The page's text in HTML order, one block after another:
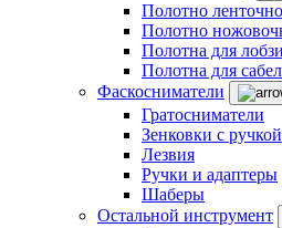
Полотно
Полотно
Полотна для
Полотна для
Фаскосниматели
Гратосниматели
Зенковки с ручкой
Лезвия
Ручки и адаптеры
Шаберы
Остальной инструмент